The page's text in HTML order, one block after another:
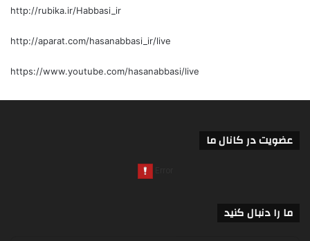
http://rubika.ir/Habbasi_ir
http://aparat.com/hasanabbasi_ir/live
https://www.youtube.com/hasanabbasi/live
عضویت در کانال ما
ما را دنبال کنید